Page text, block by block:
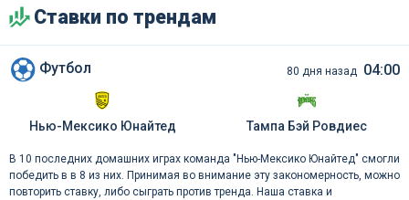
Ставки по трендам
Футбол 80 дня назад 04:00
Нью-Мексико Юнайтед Тампа Бэй Ровдиес
В 10 последних домашних играх команда "Нью-Мексико Юнайтед" смогли
победить в в 8 из них. Принимая во внимание эту закономерность, можно
повторить ставку, либо сыграть против тренда. Наша ставка и